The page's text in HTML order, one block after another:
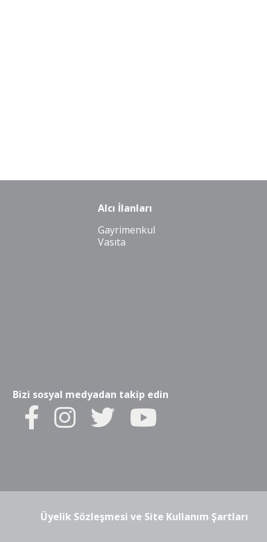
Alcı İlanları
Gayrimenkul
Vasıta
Bizi sosyal medyadan takip edin
Üyelik Sözleşmesi ve Site Kullanım Şartları